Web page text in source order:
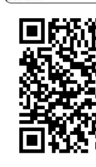
nach: